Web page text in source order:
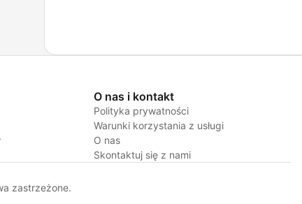
O nas i kontakt
Polityka prywatności
Warunki korzystania z usługi
O nas
Skontaktuj się z nami
zastrzeżone.